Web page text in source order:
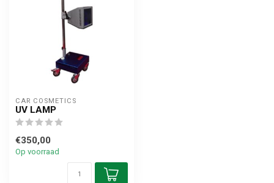
CAR COSMETICS
UV LAMP
€350,00
Op voorraad